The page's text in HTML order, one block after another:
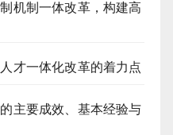
机制一体改革，构建高
才一体化改革的着力点
主要成效、基本经验与